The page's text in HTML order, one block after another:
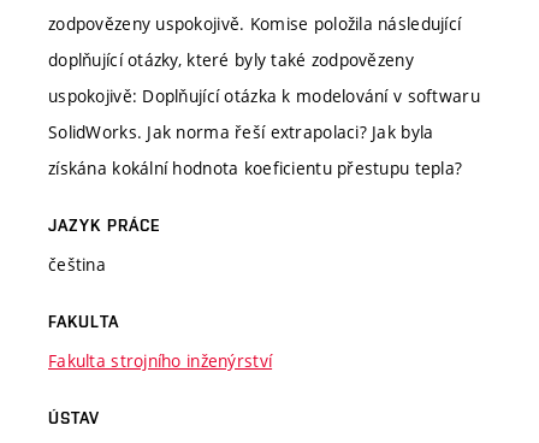
zodpovězeny uspokojivě. Komise položila následující
doplňující otázky, které byly také zodpovězeny
uspokojivě: Doplňující otázka k modelování v softwaru
SolidWorks. Jak norma řeší extrapolaci? Jak byla
získána kokální hodnota koeficientu přestupu tepla?
JAZYK PRÁCE
čeština
FAKULTA
Fakulta strojního inženýrství
ÚSTAV